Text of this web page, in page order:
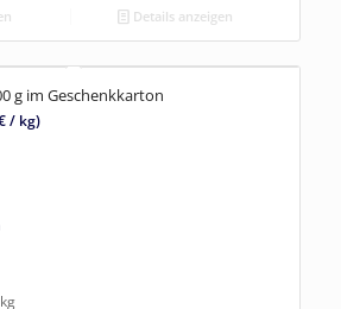
Details anzeigen
g im Geschenkkarton
/ kg)
kg